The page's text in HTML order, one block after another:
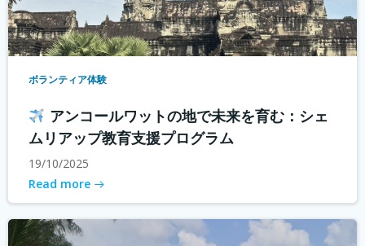
ボランティア体験
アンコールワットの地で未来を育む：シェ
ムリアップ教育支援プログラム
19/10/2025
Read more